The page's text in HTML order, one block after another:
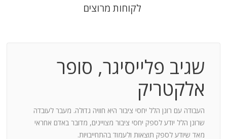
לקוחות מרוצים
שגיב פלייסיגר, סופר
אלקטריק
העבודה עם רונן הלל יחסי ציבור היא חוויה גדולה. מעבר לעובדה
שרונן הלל יודע לספק יחסי ציבור מצויינים, מדובר באדם אחראי
מאד שיודע לספק תוצאות ולעמוד בהתחייבויות.